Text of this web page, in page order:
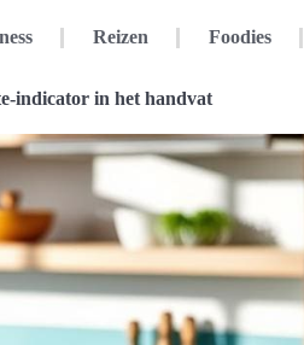
Reizen Foodies
indicator in het handvat